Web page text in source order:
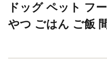
ドッグ ペット フ
やつ ごはん ご飯